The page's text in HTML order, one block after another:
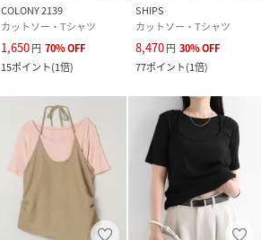
COLONY 2139
カットソー・Tシャツ
1,650円 70%OFF
15ポイント(1倍)
SHIPS
カットソー・Tシャツ
8,470円 30%OFF
77ポイント(1倍)